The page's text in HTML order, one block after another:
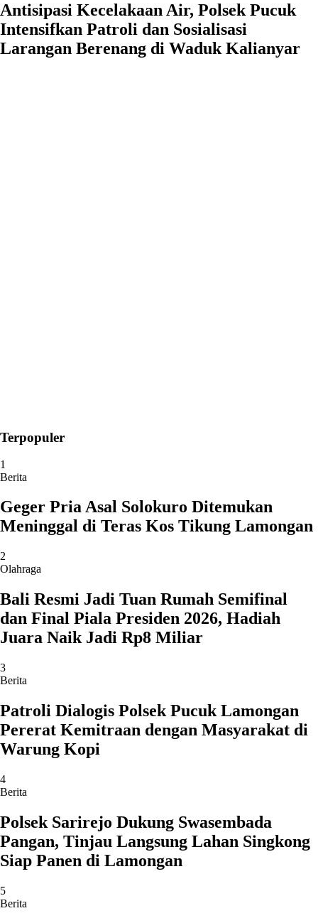
Antisipasi Kecelakaan Air, Polsek Pucuk
Intensifkan Patroli dan Sosialisasi
Larangan Berenang di Waduk Kalianyar
Terpopuler
1
Berita
Geger Pria Asal Solokuro Ditemukan
Meninggal di Teras Kos Tikung Lamongan
2
Olahraga
Bali Resmi Jadi Tuan Rumah Semifinal
dan Final Piala Presiden 2026, Hadiah
Juara Naik Jadi Rp8 Miliar
3
Berita
Patroli Dialogis Polsek Pucuk Lamongan
Pererat Kemitraan dengan Masyarakat di
Warung Kopi
4
Berita
Polsek Sarirejo Dukung Swasembada
Pangan, Tinjau Langsung Lahan Singkong
Siap Panen di Lamongan
5
Berita